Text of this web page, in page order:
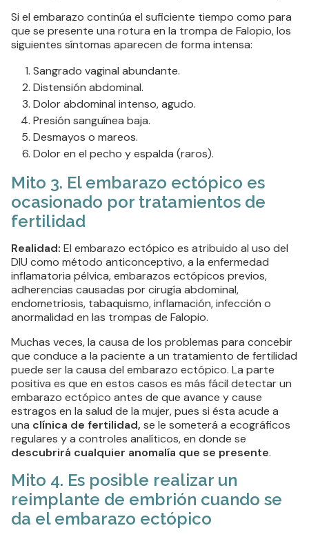
Si el embarazo continúa el suficiente tiempo como para
que se presente una rotura en la trompa de Falopio, los
siguientes síntomas aparecen de forma intensa:
Sangrado vaginal abundante.
Distensión abdominal.
Dolor abdominal intenso, agudo.
Presión sanguínea baja.
Desmayos o mareos.
Dolor en el pecho y espalda (raros).
Mito 3. El embarazo ectópico es
ocasionado por tratamientos de
fertilidad
Realidad: El embarazo ectópico es atribuido al uso del
DIU como método anticonceptivo, a la enfermedad
inflamatoria pélvica, embarazos ectópicos previos,
adherencias causadas por cirugía abdominal,
endometriosis, tabaquismo, inflamación, infección o
anormalidad en las trompas de Falopio.
Muchas veces, la causa de los problemas para concebir
que conduce a la paciente a un tratamiento de fertilidad
puede ser la causa del embarazo ectópico. La parte
positiva es que en estos casos es más fácil detectar un
embarazo ectópico antes de que avance y cause
estragos en la salud de la mujer, pues si ésta acude a
una clínica de fertilidad, se le someterá a ecográficos
regulares y a controles analíticos, en donde se
descubrirá cualquier anomalía que se presente.
Mito 4. Es posible realizar un
reimplante de embrión cuando se
da el embarazo ectópico